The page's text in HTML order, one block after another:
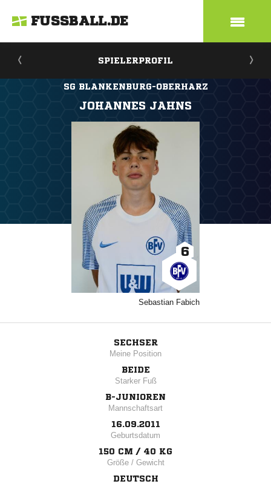
FUSSBALL.DE
SPIELERPROFIL
SG BLANKENBURG-OBERHARZ
JOHANNES JAHNS
Sebastian Fabich
6
SECHSER
Meine Position
BEIDE
Starker Fuß
B-JUNIOREN
Mannschaftsart
16.09.2011
Geburtsdatum
150 CM / 40 KG
Größe / Gewicht
DEUTSCH